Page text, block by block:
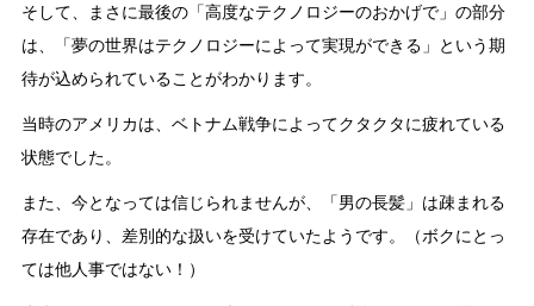
そして、まさに最後の「高度なテクノロジーのおかげで」の部分
は、「夢の世界はテクノロジーによって実現ができる」という期
待が込められていることがわかります。
当時のアメリカは、ベトナム戦争によってクタクタに疲れている
状態でした。
また、今となっては信じられませんが、「男の長髪」は疎まれる
存在であり、差別的な扱いを受けていたようです。（ボクにとっ
ては他人事ではない！）